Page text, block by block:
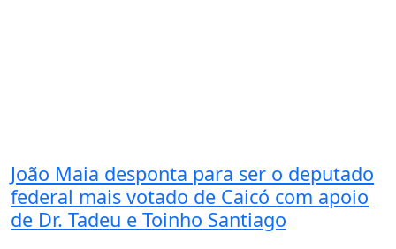
João Maia desponta para ser o deputado
federal mais votado de Caicó com apoio
de Dr. Tadeu e Toinho Santiago